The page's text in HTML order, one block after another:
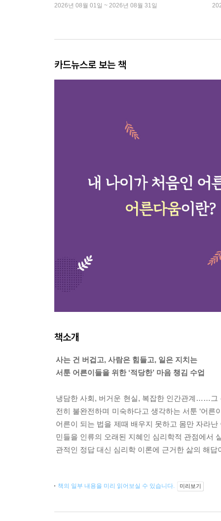
2026년 08월 01일 ~ 2026년 08월 31일
카드뉴스로 보는 책
책소개
사는 건 버겁고, 사람은 힘들고, 일은 지치는
서툰 어른이들을 위한 ‘적당한’ 마음 챙김 수업
냉담한 사회, 버거운 현실, 복잡한 인간관계……그
전히 불완전하며 미숙하다고 생각하는 서툰 ‘어
어른이 되는 법을 제때 배우지 못하고 몸만 자라
민들을 인류의 오래된 지혜인 심리학적 관점에서
관적인 정답 대신 심리학 이론에 근거한 삶의 해
책의 일부 내용을 미리 읽어보실 수 있습니다. 미리보기